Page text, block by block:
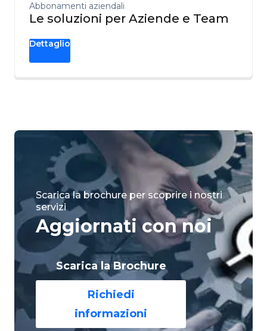
Abbonamenti aziendali
Le soluzioni per Aziende e Team
Dettaglio
Scarica la brochure per scoprire i nostri
servizi
Aggiornati con noi
Scarica la Brochure
Richiedi
informazioni